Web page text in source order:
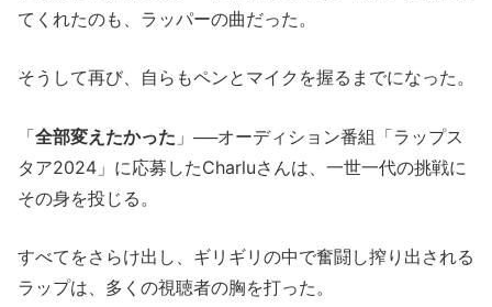
てくれたのも、ラッパーの曲だった。
そうして再び、自らもペンとマイクを握るまでになった。
「全部変えたかった 」──オーディション番組「ラップス
タア2024」に応募したCharluさんは、一世一代の挑戦に
その身を投じる。
すべてをさらけ出し、ギリギリの中で奮闘し搾り出される
ラップは、多くの視聴者の胸を打った。